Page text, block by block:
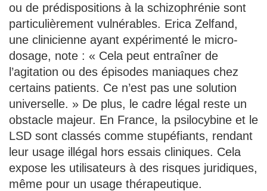
ou de prédispositions à la schizophrénie sont
particulièrement vulnérables. Erica Zelfand,
une clinicienne ayant expérimenté le micro-
dosage, note : « Cela peut entraîner de
l’agitation ou des épisodes maniaques chez
certains patients. Ce n’est pas une solution
universelle. » De plus, le cadre légal reste un
obstacle majeur. En France, la psilocybine et le
LSD sont classés comme stupéfiants, rendant
leur usage illégal hors essais cliniques. Cela
expose les utilisateurs à des risques juridiques,
même pour un usage thérapeutique.